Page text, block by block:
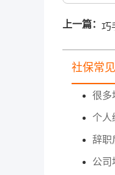
上一篇： 巧
社保常
很多
个人
辞职
公司